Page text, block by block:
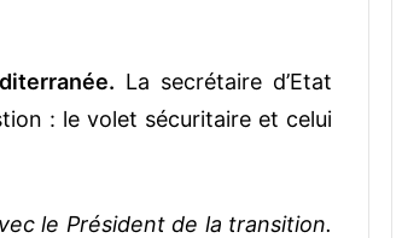
La secrétaire d’Etat
: le volet sécuritaire et celui
le Président de la transition.